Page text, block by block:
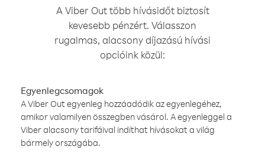
A Viber Out több hívásidőt biztosít
kevesebb pénzért. Válasszon
rugalmas, alacsony díjazású hívási
opcióink közül:
Egyenlegcsomagok
A Viber Out egyenleg hozzáadódik az egyenlegéhez,
amikor valamilyen összegben vásárol. A egyenleggel a
Viber alacsony tarifáival indíthat hívásokat a világ
bármely országába.